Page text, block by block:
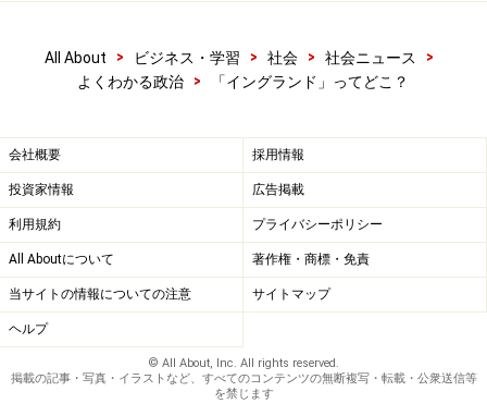
All About > ビジネス・学習 > 社会 > 社会ニュース
>
よくわかる政治
> 「イングランド」ってどこ？
会社概要 採用情報
投資家情報 広告掲載
利用規約 プライバシーポリシー
All Aboutについて 著作権・商標・免責
当サイトの情報についての注意 サイトマップ
ヘルプ
© All About, Inc. All rights reserved.
掲載の記事・写真・イラストなど、すべてのコンテンツの無断複写・転載・公衆送信等
を禁じます